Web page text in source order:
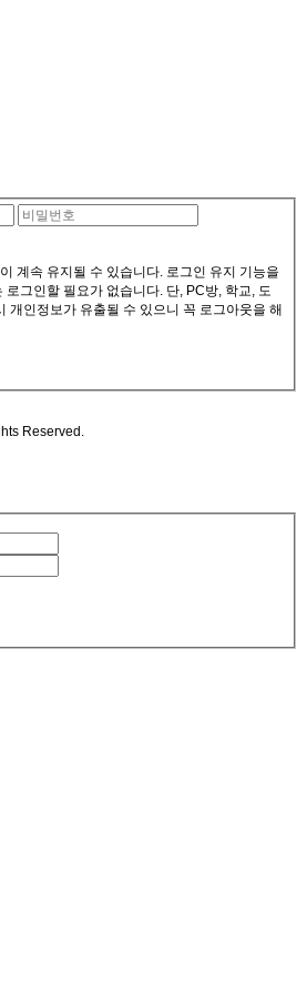
계속 유지될 수 있습니다. 로그인 유지 기능을
그인할 필요가 없습니다. 단, PC방, 학교, 도
개인정보가 유출될 수 있으니 꼭 로그아웃을 해
Reserved.